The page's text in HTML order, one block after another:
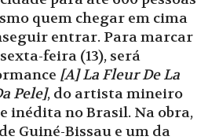
quem chegar em cima
entrar. Para marcar
feira (13), será
[A] La Fleur De La
Pele], do artista mineiro
inédita no Brasil. Na obra,
Guiné-Bissau e um da